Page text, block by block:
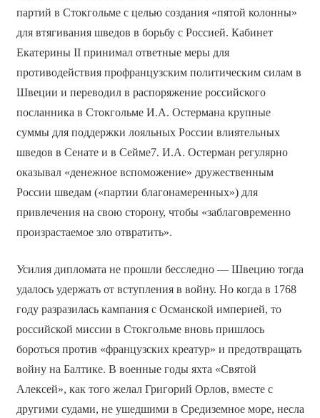
партий в Стокгольме с целью создания «пятой колонны»
для втягивания шведов в борьбу с Россией. Кабинет
Екатерины II принимал ответные меры для
противодействия профранцузским политическим силам в
Швеции и переводил в распоряжение российского
посланника в Стокгольме И.А. Остермана крупные
суммы для поддержки лояльных России влиятельных
шведов в Сенате и в Сейме7. И.А. Остерман регулярно
оказывал «денежное вспоможение» дружественным
России шведам («партии благонамеренных») для
привлечения на свою сторону, чтобы «заблаговременно
произрастаемое зло отвратить».
Усилия дипломата не прошли бесследно — Швецию тогда
удалось удержать от вступления в войну. Но когда в 1768
году разразилась кампания с Османской империей, то
российской миссии в Стокгольме вновь пришлось
бороться против «французских креатур» и предотвращать
войну на Балтике. В военные годы яхта «Святой
Алексей», как того желал Григорий Орлов, вместе с
другими судами, не ушедшими в Средиземное море, несла